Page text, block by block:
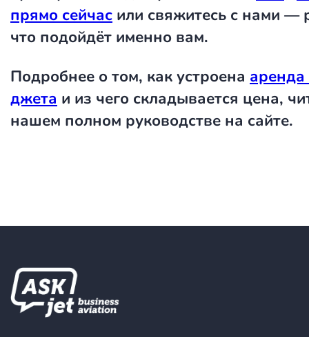
прямо сейчас или свяжитесь с нами —
что подойдёт именно вам.
Подробнее о том, как устроена
джета и из чего складывается цена,
нашем полном руководстве на сайте.